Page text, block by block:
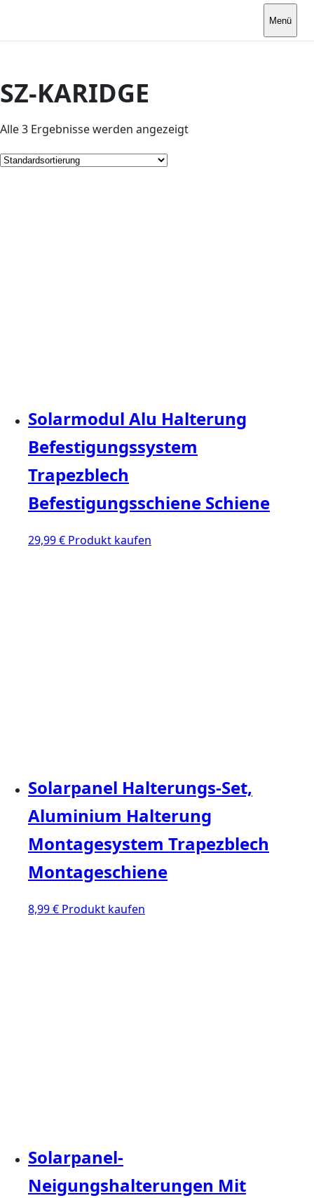
Menü
SZ-KARIDGE
Alle 3 Ergebnisse werden angezeigt
Solarmodul Alu Halterung
Befestigungssystem
Trapezblech
Befestigungsschiene Schiene
29,99€ Produkt kaufen
Solarpanel Halterungs-Set,
Aluminium Halterung
Montagesystem Trapezblech
Montageschiene
8,99€ Produkt kaufen
Solarpanel-
Neigungshalterungen Mit